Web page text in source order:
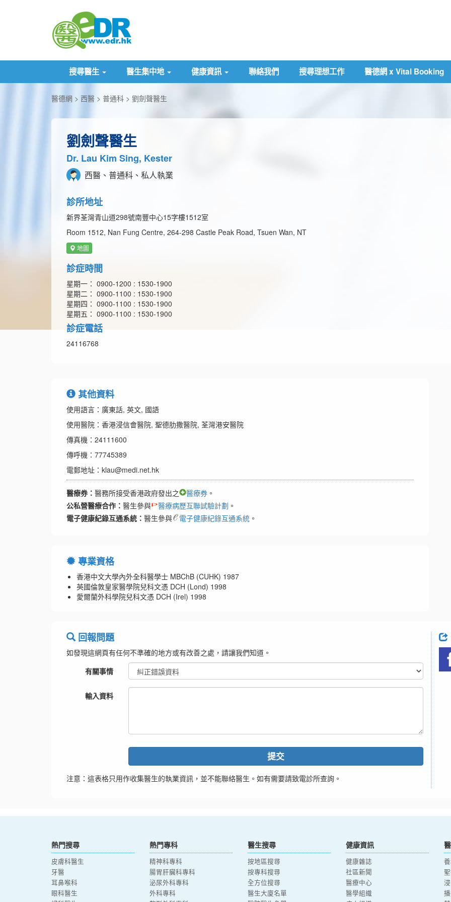
搜尋醫生 醫生集中地 健康資訊 聯絡我們 搜尋理想工作 醫德網 x Vital Booking
醫德網 西醫 普通科 劉劍聲醫生
劉劍聲醫生
Dr. Lau Kim Sing, Kester
西醫、普通科、私人執業
診所地址
新界荃灣青山道298號南豐中心15字樓1512室
Room 1512, Nan Fung Centre, 264-298 Castle Peak Road, Tsuen Wan, NT
地圖
診症時間
星期一： 0900-1200 : 1530-1900
星期二： 0900-1100 : 1530-1900
星期四： 0900-1100 : 1530-1900
星期五： 0900-1100 : 1530-1900
診症電話
24116768
其他資料
使用語言：廣東話, 英文, 國語
使用醫院：香港浸信會醫院, 聖德肋撒醫院, 荃灣港安醫院
傳真機：24111600
傳呼機：77745389
電郵地址：klau@medi.net.hk
醫療券： 醫務所接受香港政府發出之 醫療券 。
公私營醫療合作： 醫生參與 醫療病歷互聯試驗計劃 。
電子健康紀錄互通系統： 醫生參與 電子健康紀錄互通系統 。
專業資格
香港中文大學內外全科醫學士 MBChB (CUHK) 1987
英國倫敦皇家醫學院兒科文憑 DCH (Lond) 1998
愛爾蘭外科學院兒科文憑 DCH (Irel) 1998
回報問題
如發現這網頁有任何不準確的地方或有改善之處，請讓我們知道。
有關事情
輸入資料
提交
注意：這表格只用作收集醫生的執業資訊，並不能聯絡醫生。如有需要請致電診所查詢。
熱門搜尋
皮膚科醫生
牙醫
耳鼻喉科
眼科醫生
熱門專科
精神科專科
腸胃肝臟科專科
泌尿外科專科
外科專科
醫生搜尋
按地區搜尋
按專科搜尋
全方位搜尋
醫生大廈名單
健康資訊
健康雜誌
社區新聞
醫療中心
醫學組織